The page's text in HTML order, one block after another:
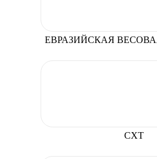
ЕВРАЗИЙСКАЯ
СХТ